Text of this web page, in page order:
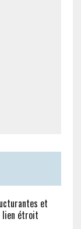
et
lien étroit